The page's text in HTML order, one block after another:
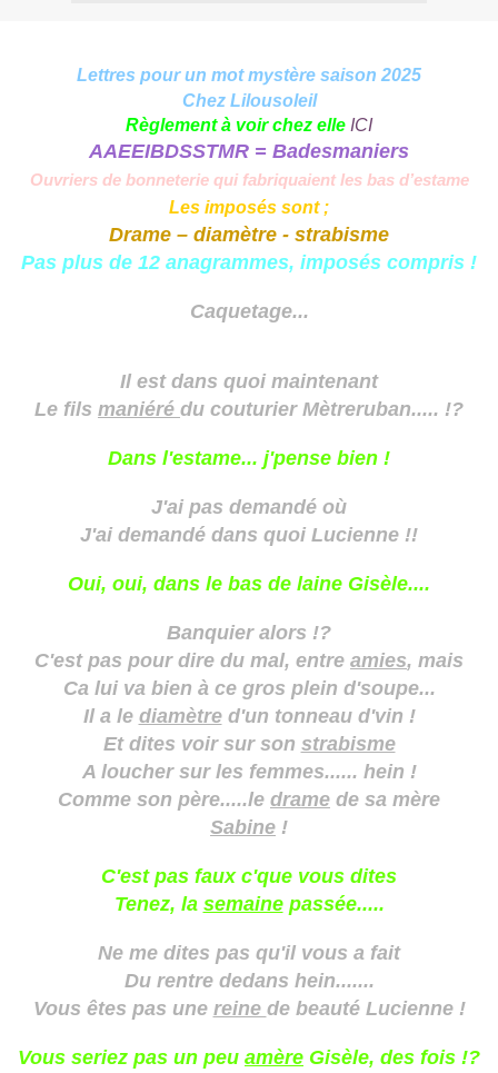
Lettres pour un mot mystère saison 2025
Chez Lilousoleil
Règlement à voir chez elle ICI
AAEEIBDSSTMR = Badesmaniers
Ouvriers de bonneterie qui fabriquaient les bas d’estame
Les imposés sont ;
Drame – diamètre - strabisme
Pas plus de 12 anagrammes, imposés compris !
Caquetage...
Il est dans quoi maintenant
Le fils maniéré du couturier Mètreruban..... !?
Dans l'estame... j'pense bien !
J'ai pas demandé où
J'ai demandé dans quoi Lucienne !!
Oui, oui, dans le bas de laine Gisèle....
Banquier alors !?
C'est pas pour dire du mal, entre amies, mais
Ca lui va bien à ce gros plein d'soupe...
Il a le diamètred'un tonneau d'vin !
Et dites voir sur son strabisme
A loucher sur les femmes...... hein !
Comme son père.....le drame de sa mère
Sabine !
C'est pas faux c'que vous dites
Tenez, la semainepassée.....
Ne me dites pas qu'il vous a fait
Du rentre dedans hein.......
Vous êtes pas une reine de beauté Lucienne !
Vous seriez pas un peu amère Gisèle, des fois !?